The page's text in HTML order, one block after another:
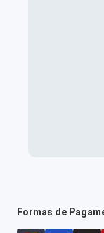
Formas de